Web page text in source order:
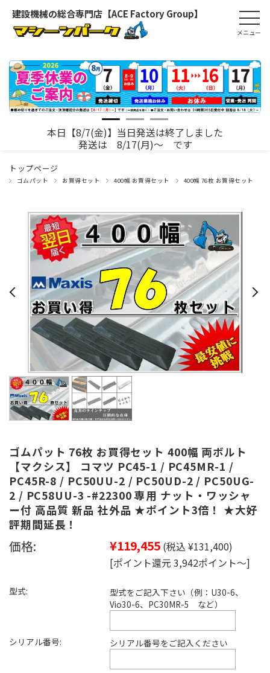
建設機械の総合専門店【ACE Factory Group】
本日【8/7(金)】当日発送は終了しました
発送は 8/17(月)～ です
トップページ
ゴムパット お買得セット 400幅 お買得セット 400幅 76枚 お買得セット
ゴムパット 76枚 お買得セット 400幅 両ボルト
【マクシス】 コマツ PC45-1 / PC45MR-1 /
PC45R-8 / PC50UU-2 / PC50UD-2 / PC50UG-
2 / PC58UU-3 -#22300 専用 ナット・ワッシャ
ー付 高品質 新品 社外品 ★ポイント3倍！ ★大好
評期間延長！
価格: ¥119,455 (税込 ¥131,400)
[ポイント還元 3,942ポイント～]
型式:
型式をご記入下さい（例：U30-6、
Vio30-6、PC30MR-5 など）
シリアル番号: シリアル番号をご記入ください